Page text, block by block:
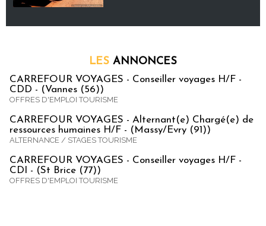
LES ANNONCES
CARREFOUR VOYAGES - Conseiller voyages H/F -
CDD - (Vannes (56))
OFFRES D'EMPLOI TOURISME
CARREFOUR VOYAGES - Alternant(e) Chargé(e) de
ressources humaines H/F - (Massy/Evry (91))
ALTERNANCE / STAGES TOURISME
CARREFOUR VOYAGES - Conseiller voyages H/F -
CDI - (St Brice (77))
OFFRES D'EMPLOI TOURISME